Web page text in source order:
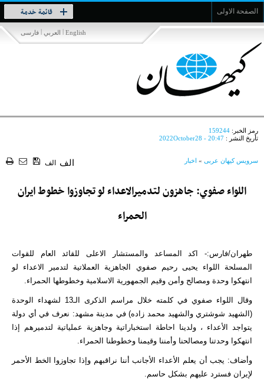
الصفحة الاولى قائمة خدمة
Toggle
navigation
فارسی | العربي | English
رمز الخبر: 159244
تأريخ النشر : 2022October28 - 20:47
سرویس کیهان عربی » اخبار الف الف
اللواء صفوي: جاهزون لتدميرالاعداء لو تجاوزوا خطوط ايران
الحمراء
طهران/فارس:- اكد المساعد والمستشار الاعلى للقائد العام للقوات
المسلحة اللواء يحيى رحيم صفوي الجاهزية العملاتية لتدمير الاعداء لو
انتهكوا وحدة ومصالح وأمن وقيم الجمهورية الاسلامية وخطوطها الحمراء.
وقال اللواء صفوي في كلمته خلال مراسم الذكرى الـ13 لشهداء الوحدة
(الشهيد شوشتري والشهيد محمد زاده) في مدينة مشهد: نعرف في أي دولة
يتواجد الأعداء ، ولدينا احاطة استخباراتية وجاهزية عملياتية لتدميرهم إذا
انتهكوا وحدتنا ومصالحنا وأمننا وقيمنا وخطوطنا الحمراء.
وأضاف: يجب أن يعلم الأعداء الأجانب أننا نراقبهم وإذا تجاوزوا الخط الأحمر
لإيران فسترد عليهم بشكل حاسم.